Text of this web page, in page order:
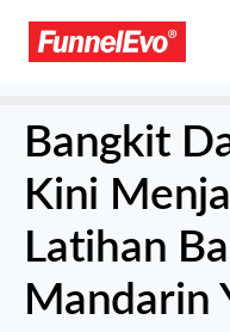
Bangkit
Kini
Latihan
Mandarin